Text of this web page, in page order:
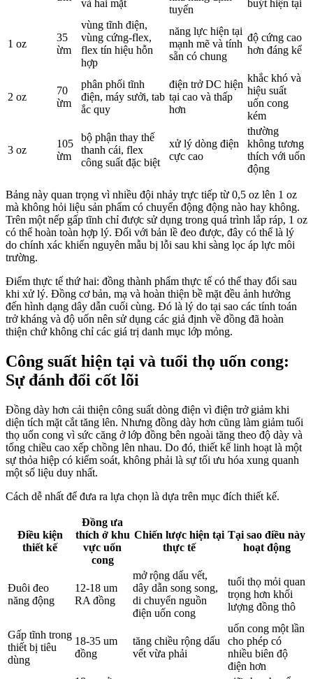
và hai mặt
tuyến
buýt hiện tại
1 oz
35
ừm
vùng tĩnh điện,
vùng cứng-flex,
flex tín hiệu hỗn
hợp
năng lực hiện tại
mạnh mẽ và tính
sẵn có chung
độ cứng cao
hơn đáng kể
2 oz
70
ừm
phân phối tĩnh
điện, máy sưởi, tab
ắc quy
điện trở DC hiện
tại cao và thấp
hơn
khắc khó và
hiệu suất
uốn cong
kém
3 oz
105
ừm
bộ phận thay thế
thanh cái, flex
công suất đặc biệt
xử lý dòng điện
cực cao
thường
không tương
thích với uốn
động
Bảng này quan trọng vì nhiều đội nhảy trực tiếp từ 0,5 oz lên 1 oz
mà không hỏi liệu sản phẩm có chuyển động động nào hay không.
Trên một nếp gấp tĩnh chỉ được sử dụng trong quá trình lắp ráp, 1 oz
có thể hoàn toàn hợp lý. Đối với bản lề đeo được, đây có thể là lý
do chính xác khiến nguyên mẫu bị lỗi sau khi sàng lọc áp lực môi
trường.
Điểm thực tế thứ hai: đồng thành phẩm thực tế có thể thay đổi sau
khi xử lý. Đồng cơ bản, mạ và hoàn thiện bề mặt đều ảnh hưởng
đến hình dạng dây dẫn cuối cùng. Đó là lý do tại sao các tính toán
trở kháng và độ uốn nên sử dụng các giả định về đồng đã hoàn
thiện chứ không chỉ các giá trị danh mục lớp mỏng.
Công suất hiện tại và tuổi thọ uốn cong:
Sự đánh đổi cốt lõi
Đồng dày hơn cải thiện công suất dòng điện vì điện trở giảm khi
diện tích mặt cắt tăng lên. Nhưng đồng dày hơn cũng làm giảm tuổi
thọ uốn cong vì sức căng ở lớp đồng bên ngoài tăng theo độ dày và
tổng chiều cao xếp chồng lên nhau. Do đó, thiết kế linh hoạt là một
sự thỏa hiệp có kiểm soát, không phải là sự tối ưu hóa xung quanh
một số liệu duy nhất.
Cách dễ nhất để đưa ra lựa chọn là dựa trên mục đích thiết kế.
Điều kiện
thiết kế
Đồng ưa
thích ở khu
vực uốn
cong
Chiến lược hiện tại
thực tế
Tại sao điều này
hoạt động
Đuôi đeo
năng động
12-18 um
RA đồng
mở rộng dấu vết,
dây dẫn song song,
di chuyển nguồn
điện uốn cong
tuổi thọ mỏi quan
trọng hơn khối
lượng đồng thô
Gấp tĩnh trong
thiết bị tiêu
dùng
18-35 um
đồng
tăng chiều rộng dấu
vết vừa phải
uốn cong một lần
cho phép có
nhiều biên độ
điện hơn